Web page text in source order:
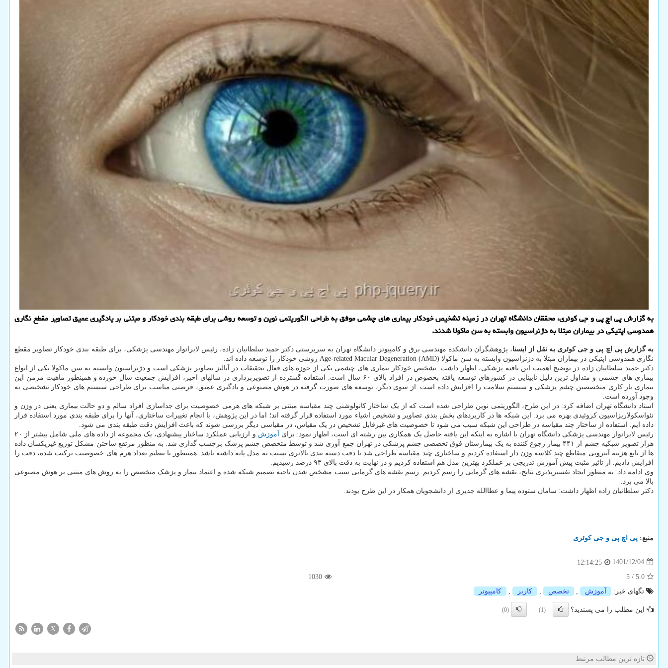
به گزارش پی اچ پی و جی کوئری، محققان دانشگاه تهران در زمینه تشخیص خودکار بیماری های چشمی موفق به طراحی الگوریتمی نوین و توسعه روشی برای طبقه بندی خودکار و مبتنی بر یادگیری عمیق تصاویر مقطع نگاری
همدوسی اپتیکی در بیماران مبتلا به دژنراسیون وابسته به سن ماکولا شدند.
به گزارش پی اچ پی و جی کوئری به نقل از ایسنا، پژوهشگران دانشکده مهندسی برق و کامپیوتر دانشگاه تهران به سرپرستی دکتر حمید سلطانیان زاده، رئیس لابراتوار مهندسی پزشکی، برای طبقه بندی خودکار تصاویر مقطع
نگاری همدوسی اپتیکی در بیماران مبتلا به دژنراسیون وابسته به سن ماکولا Age-related Macular Degeneration (AMD) روشی خودکار را توسعه داده اند.
دکتر حمید سلطانیان زاده در توضیح اهمیت این یافته پزشکی، اظهار داشت: تشخیص خودکار بیماری های چشمی یکی از حوزه های فعال تحقیقات در آنالیز تصاویر پزشکی است و دژنراسیون وابسته به سن ماکولا یکی از انواع
بیماری های چشمی و متداول ترین دلیل نابینایی در کشورهای توسعه یافته بخصوص در افراد بالای ۶۰ سال است. استفاده گسترده از تصویربرداری در سالهای اخیر، افزایش جمعیت سال خورده و همینطور ماهیت مزمن این
بیماری بار کاری متخصصین چشم پزشکی و سیستم سلامت را افزایش داده است. از سوی دیگر، توسعه های صورت گرفته در هوش مصنوعی و یادگیری عمیق، فرصتی مناسب برای طراحی سیستم های خودکار تشخیصی به
وجود آورده است.
استاد دانشگاه تهران اضافه کرد: در این طرح، الگوریتمی نوین طراحی شده است که از یک ساختار کانولوشنی چند مقیاسه مبتنی بر شبکه های هرمی خصوصیت برای جداسازی افراد سالم و دو حالت بیماری یعنی در وزن و
نئواسکولاریزاسیون کروئیدی بهره می برد. این شبکه ها در کاربردهای بخش بندی تصاویر و تشخیص اشیاء مورد استفاده قرار گرفته اند؛ اما در این پژوهش، با انجام تغییرات ساختاری، آنها را برای طبقه بندی مورد استفاده قرار
داده ایم. استفاده از ساختار چند مقیاسه در طراحی این شبکه سبب می شود تا خصوصیت های غیرقابل تشخیص در یک مقیاس، در مقیاسی دیگر بررسی شوند که باعث افزایش دقت طبقه بندی می شود.
رئیس لابراتوار مهندسی پزشکی دانشگاه تهران با اشاره به اینکه این یافته حاصل یک همکاری بین رشته ای است، اظهار نمود: برای
آموزش
و ارزیابی عملکرد ساختار پیشنهادی، یک مجموعه از داده های ملی شامل بیشتر از ۲۰
هزار تصویر شبکیه چشم از ۴۴۱ بیمار رجوع کننده به یک بیمارستان فوق تخصصی چشم پزشکی در تهران جمع آوری شد و توسط متخصص چشم پزشک برچسب گذاری شد. به منظور مرتفع ساختن مشکل توزیع غیریکسان داده
ها از تابع هزینه آنتروپی متقاطع چند کلاسه وزن دار استفاده کردیم و ساختاری چند مقیاسه طراحی شد تا دقت دسته بندی بالاتری نسبت به مدل پایه داشته باشد. همینطور با تنظیم تعداد هرم های خصوصیت ترکیب شده، دقت را
افزایش دادیم. از تاثیر مثبت پیش آموزش تدریجی بر عملکرد بهترین مدل هم استفاده کردیم و در نهایت به دقت بالای ۹۳ درصد رسیدیم.
وی ادامه داد: به منظور ایجاد تفسیرپذیری نتایج، نقشه های گرمایی را رسم کردیم. رسم نقشه های گرمایی سبب مشخص شدن ناحیه تصمیم شبکه شده و اعتماد بیمار و پزشک متخصص را به روش های مبتنی بر هوش مصنوعی
بالا می برد.
دکتر سلطانیان زاده اظهار داشت: سامان ستوده پیما و عطاالله جدیری از دانشجویان همکار در این طرح بودند.
منبع: پی اچ پی و جی كوئری
1401/12/04
12:14:25
5.0
/
5
1030
تگهای خبر:
آموزش , تخصص , كاربر , كامپیوتر
این مطلب را می پسندید؟ (1)
(0)
X
تازه ترین مطالب مرتبط